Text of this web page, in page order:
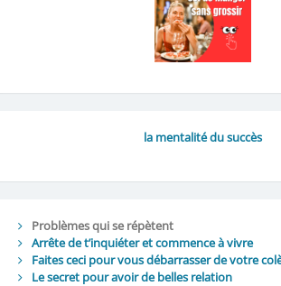
la mentalité du succès
Problèmes qui se répètent
Arrête de t’inquiéter et commence à vivre
Faites ceci pour vous débarrasser de votre
Le secret pour avoir de belles relation